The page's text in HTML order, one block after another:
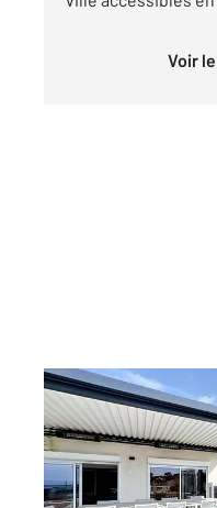
Voir
CANNES 06
175,27 m 2 , 6 pièces
Ref : 52226
Appartement